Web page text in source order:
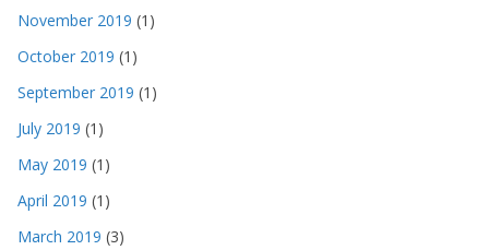
November 2019 (1)
October 2019 (1)
September 2019 (1)
July 2019 (1)
May 2019 (1)
April 2019 (1)
March 2019 (3)